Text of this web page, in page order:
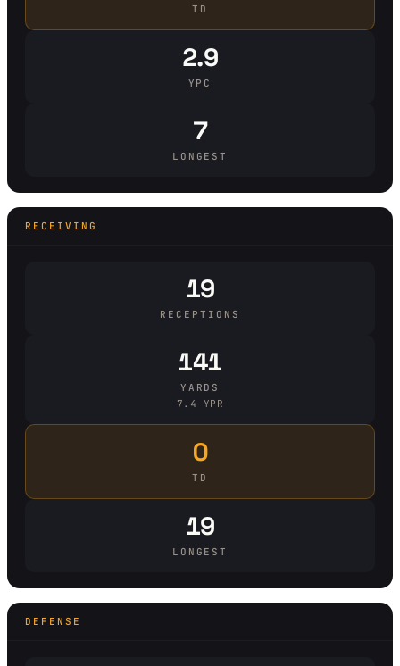
TD
2.9
YPC
7
LONGEST
RECEIVING
19
RECEPTIONS
141
YARDS
7.4 YPR
0
TD
19
LONGEST
DEFENSE